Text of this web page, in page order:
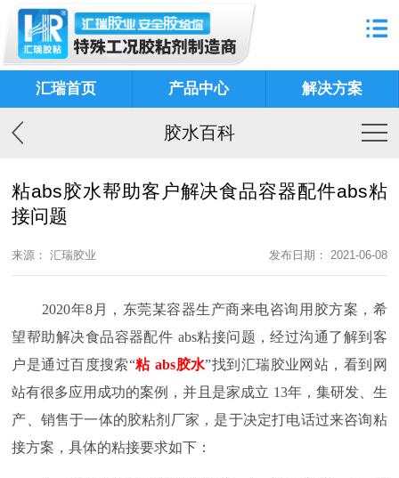
汇瑞首页 产品中心 解决方案
胶水百科
粘abs胶水帮助客户解决食品容器配件abs粘
接问题
来源： 汇瑞胶业 发布日期： 2021-06-08
2020年8 月，东莞某容器生产商来电咨询用胶方案，希
望帮助解决食品容器配件 abs粘接问题，经过沟通了解到客
户是通过百度搜索“粘 abs胶水”找到汇瑞胶业网站，看到网
站有很多应用成功的案例，并且是家成立 13年，集研发、生
产、销售于一体的胶粘剂厂家，是于决定打电话过来咨询粘
接方案，具体的粘接要求如下：